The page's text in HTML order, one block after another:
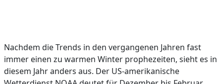
Nachdem die Trends in den vergangenen Jahren fast
immer einen zu warmen Winter prophezeiten, sieht es in
diesem Jahr anders aus. Der US-amerikanische